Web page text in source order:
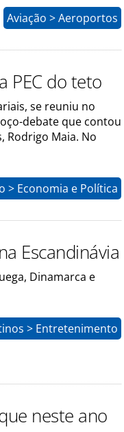
Aviação > Aeroportos
PEC do teto
se reuniu no
debate que contou
Rodrigo Maia. No
> Economia e Política
Escandinávia
Dinamarca e
> Entretenimento
neste ano